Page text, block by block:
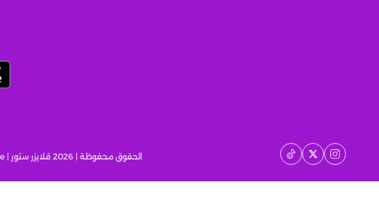
الحقوق محفوظة | 2026 قلايزر ستور | Glizer Store